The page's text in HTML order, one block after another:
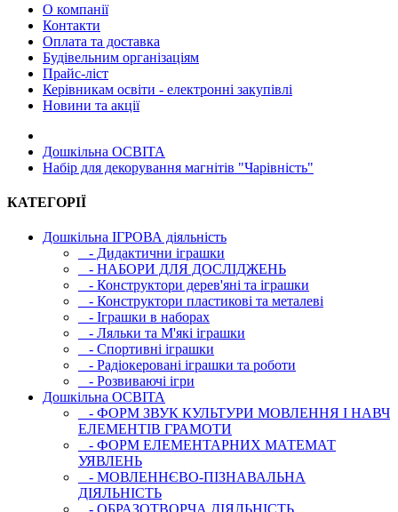
О компанії
Контакти
Оплата та доставка
Будівельним організаціям
Прайс-ліст
Керівникам освіти - електронні закупівлі
Новини та акції
Дошкільна ОСВIТА
Набір для декорування магнітів "Чарівність"
КАТЕГОРІЇ
Дошкільна ІГРОВА діяльність
- Дидактични іграшки
- НАБОРИ ДЛЯ ДОСЛІДЖЕНЬ
- Конструктори дерев'яні та іграшки
- Конструктори пластикові та металеві
- Іграшки в наборах
- Ляльки та М'які іграшки
- Спортивні іграшки
- Радіокеровані іграшки та роботи
- Розвиваючі ігри
Дошкільна ОСВIТА
- ФОРМ ЗВУК КУЛЬТУРИ МОВЛЕННЯ І НАВЧ
ЕЛЕМЕНТІВ ГРАМОТИ
- ФОРМ ЕЛЕМЕНТАРНИХ МАТЕМАТ
УЯВЛЕНЬ
- МОВЛЕННЄВО-ПІЗНАВАЛЬНА
ДІЯЛЬНІСТЬ